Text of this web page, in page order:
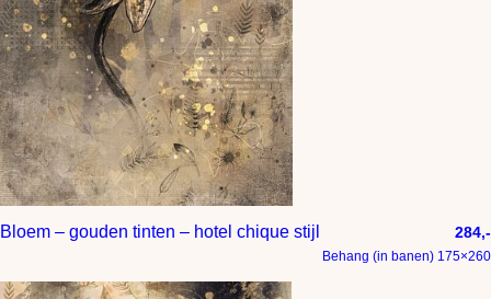
Bloem – gouden tinten – hotel chique stijl 284,-
Behang (in banen) 175×260